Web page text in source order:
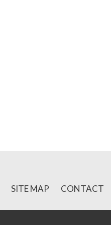
SITE MAP CONTACT